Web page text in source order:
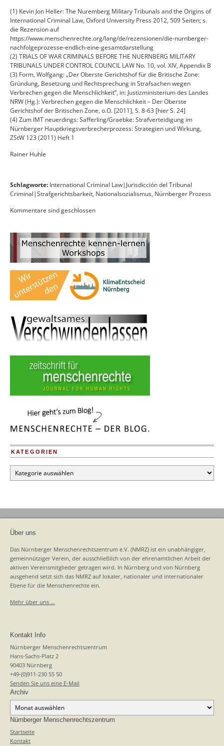
(1) Kevin Jon Heller: The Nuremberg Military Tribunals and the Origins of
International Criminal Law, Oxford University Press 2012, 509 Seiten; s.
die Rezension auf
https://www.menschenrechte.org/lang/de/rezensionen/die-nurnberger-
nachfolgeprozesse-endlich-eine-gesamtdarstellung
(2) TRIALS OF WAR CRIMINALS BEFORE THE NUERNBERG MILITARY
TRIBUNALS UNDER CONTROL COUNCIL LAW No. 10, vol. XIV, Appendix B
(3) Form, Wolfgang: „Der Oberste Gerichtshof für die Britische Zone:
Gründung, Besetzung und Rechtsprechung in Strafsachen wegen
Verbrechen gegen die Menschlichkeit“, in: Justizministerium des Landes
NRW (Hg.): Verbrechen gegen die Menschlichkeit – Der Oberste
Gerichtshof der Britischen Zone, o.O. [2011], S. 8-63 [hier S. 24]
(4) Zum IMT neuerdings: Safferling/Graebke: Strafverteidigung im
Nürnberger Hauptkriegsverbrecherprozess: Strategien und Wirkung,
ZStW 123 (2011) Heft 1
Rainer Huhle
Schlagworte: International Criminal Law|Jurisdicción del Tribunal
Criminal|Strafgerichtsbarkeit, Nationalsozialismus, Nürnberger Prozess
Kommentare sind geschlossen
KATEGORIEN
Kategorien
Über uns
Das Nürnberger Menschenrechtszentrum e.V. (NMRZ) ist ein unabhängiger,
gemeinnütziger Verein, der ausschließlich von der ehrenamtlichen Arbeit der
aktiven Vereinsmitglieder getragen wird. In Nürnberg und von Nürnberg
ausgehend setzt sich das NMRZ auf lokaler, nationaler und internationaler
Ebene für die Menschenrechte ein.
Mehr über uns …
Kontakt Info
Nürnberger Menschenrechtszentrum
Hans-Sachs-Platz 2
90403 Nürnberg
+49-(0)911-230 55 50
Senden Sie uns eine E-Mail
Archiv
Nürnberger Menschenrechtszentrum
Startseite
Kontakt